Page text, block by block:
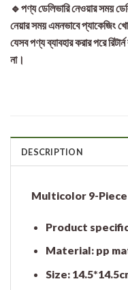
🔹পণ্য ডেলিভারি নেওয়ার সময়
নেয়ার সময় এমনভাবে প্যাকেজিং
যেসব পণ্য ব্যাবহার করার পরে
না।
DESCRIPTION
Multicolor 9-
Product
Material: pp
Size: